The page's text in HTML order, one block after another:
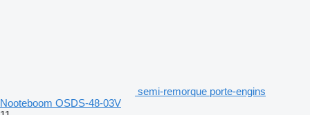
semi-remorque porte-engins
Nooteboom OSDS-48-03V